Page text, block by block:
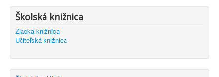
Školská knižnica
Žiacka knižnica
Učiteľská knižnica